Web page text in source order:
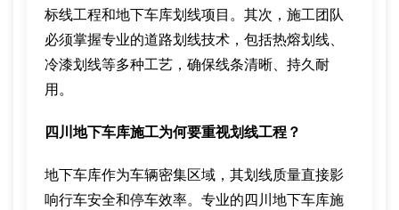
标线工程和地下车库划线项目。其次，施工团队
必须掌握专业的道路划线技术，包括热熔划线、
冷漆划线等多种工艺，确保线条清晰、持久耐
用。
四川地下车库施工为何要重视划线工程？
地下车库作为车辆密集区域，其划线质量直接影
响行车安全和停车效率。专业的四川地下车库施